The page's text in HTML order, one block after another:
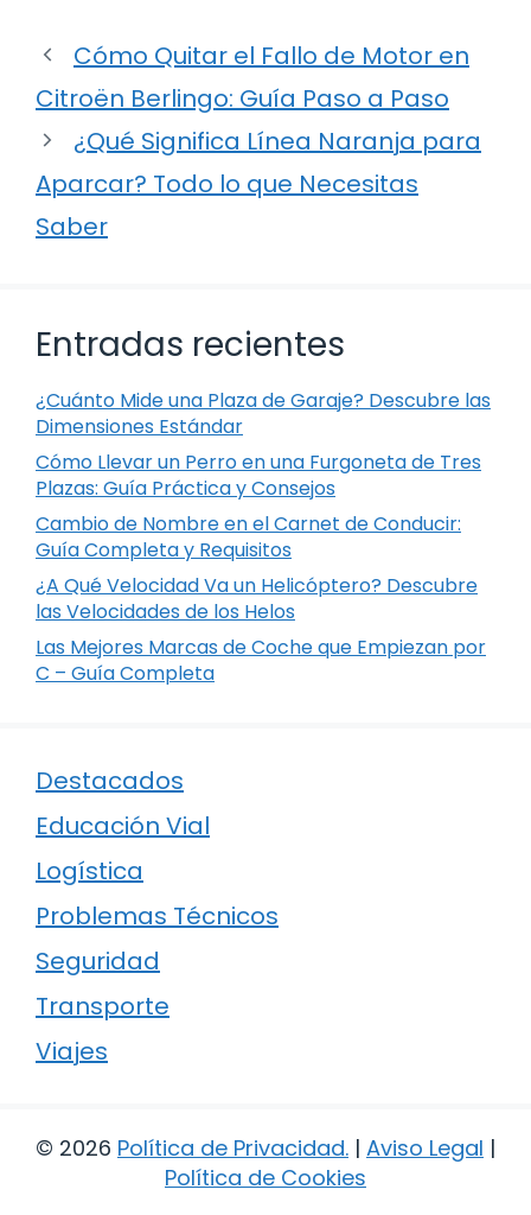
Cómo Quitar el Fallo de Motor en
Citroën Berlingo: Guía Paso a Paso
¿Qué Significa Línea Naranja para
Aparcar? Todo lo que Necesitas
Saber
Entradas recientes
¿Cuánto Mide una Plaza de Garaje? Descubre las
Dimensiones Estándar
Cómo Llevar un Perro en una Furgoneta de Tres
Plazas: Guía Práctica y Consejos
Cambio de Nombre en el Carnet de Conducir:
Guía Completa y Requisitos
¿A Qué Velocidad Va un Helicóptero? Descubre
las Velocidades de los Helos
Las Mejores Marcas de Coche que Empiezan por
C – Guía Completa
Destacados
Educación Vial
Logística
Problemas Técnicos
Seguridad
Transporte
Viajes
© 2026 Política de Privacidad. | Aviso Legal |
Política de Cookies